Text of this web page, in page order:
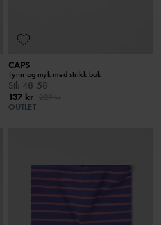
CAPS
Tynn og myk med strikk bak
Stl: 48-58
137 kr
OUTLET